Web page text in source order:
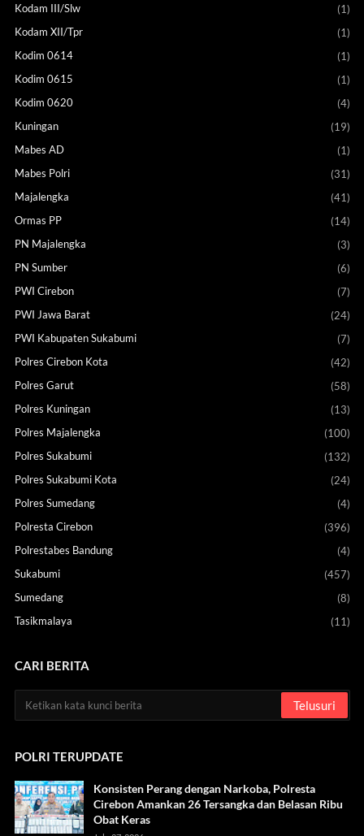
Kodam III/Slw
(1)
Kodam XII/Tpr
(1)
Kodim 0614
(1)
Kodim 0615
(1)
Kodim 0620
(4)
Kuningan
(19)
Mabes AD
(1)
Mabes Polri
(31)
Majalengka
(41)
Ormas PP
(14)
PN Majalengka
(3)
PN Sumber
(6)
PWI Cirebon
(7)
PWI Jawa Barat
(24)
PWI Kabupaten Sukabumi
(7)
Polres Cirebon Kota
(42)
Polres Garut
(58)
Polres Kuningan
(13)
Polres Majalengka
(100)
Polres Sukabumi
(132)
Polres Sukabumi Kota
(24)
Polres Sumedang
(4)
Polresta Cirebon
(396)
Polrestabes Bandung
(4)
Sukabumi
(457)
Sumedang
(8)
Tasikmalaya
(11)
CARI BERITA
POLRI TERUPDATE
Konsisten Perang dengan Narkoba, Polresta
Cirebon Amankan 26 Tersangka dan Belasan Ribu
Obat Keras